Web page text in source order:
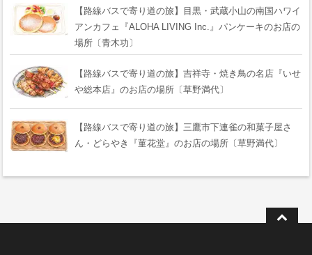
【路線バスで寄り道の旅】目黒・武蔵小山の南国ハワイ
アンカフェ『ALOHA LIVING Inc.』パンケーキのお店の
場所〔青木功〕
【路線バスで寄り道の旅】吉祥寺・焼き鳥の名店『いせ
や総本店』のお店の場所〔草野満代〕
【路線バスで寄り道の旅】三鷹市下連雀の和菓子屋さ
ん・どらやき『菫花堂』のお店の場所〔草野満代〕